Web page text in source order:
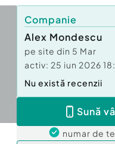
Companie
Alex Mondescu
pe site din 5 Mar
activ: 25 iun 2026
Nu există recenzii
Sună
numar de